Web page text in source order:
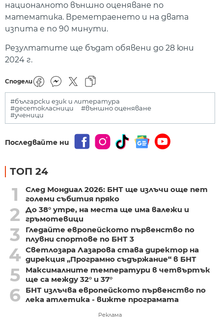
националното външно оценяване по
математика. Времетраенето и на двата
изпита е по 90 минути.
Резултатите ще бъдат обявени до 28 юни
2024 г.
Сподели
#български език и литература
#десетокласници
#външно оценяване
#ученици
Последвайте ни
ТОП 24
1
След Мондиал 2026: БНТ ще излъчи още пет
големи събития пряко
2
До 38° утре, на места ще има валежи и
гръмотевици
3
Гледайте европейското първенство по
плувни спортове по БНТ 3
4 Светлозара Лазарова става директор на
дирекция „Програмно съдържание“ в БНТ
5
Максималните температури в четвъртък
ще са между 32° и 37°
6
БНТ излъчва европейското първенство по
лека атлетика - вижте програмата
Реклама